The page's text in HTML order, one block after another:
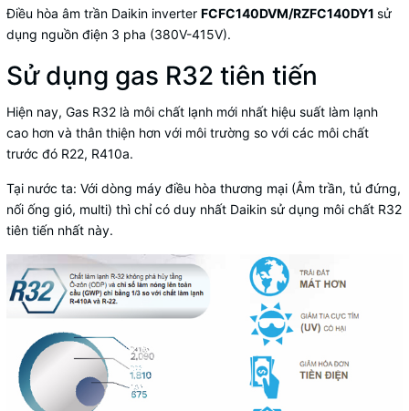
Điều hòa âm trần Daikin inverter FCFC140DVM/RZFC140DY1 sử
dụng nguồn điện 3 pha (380V-415V).
Sử dụng gas R32 tiên tiến
Hiện nay, Gas R32 là môi chất lạnh mới nhất hiệu suất làm lạnh
cao hơn và thân thiện hơn với môi trường so với các môi chất
trước đó R22, R410a.
Tại nước ta: Với dòng máy điều hòa thương mại (Âm trần, tủ đứng,
nối ống gió, multi) thì chỉ có duy nhất Daikin sử dụng môi chất R32
tiên tiến nhất này.